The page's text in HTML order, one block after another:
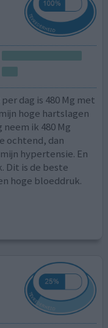
dag is 480 Mg met
hoge hartslagen
ik 480 Mg
ochtend, dan
hypertensie. En
Dit is de beste
hoge bloeddruk.